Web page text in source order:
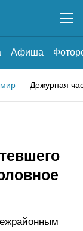
Афиша
Дежурная